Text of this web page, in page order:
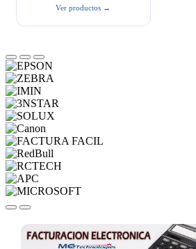
Ver productos →